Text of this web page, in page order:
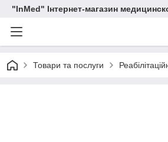
"InMed" Інтернет-магазин
Товари та послуги